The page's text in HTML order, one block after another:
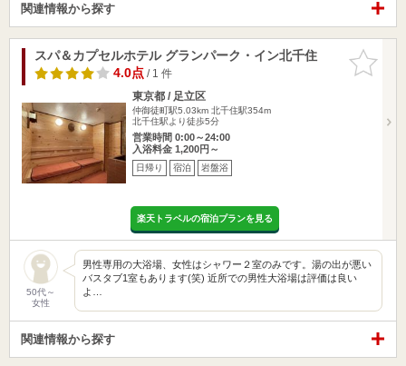
関連情報から探す
お気に入
りに追加
スパ＆カプセルホテル グランパーク・イン北千住
4.0点/ 1 件
東京都 / 足立区
仲御徒町駅5.03km 北千住駅354m
北千住駅より徒歩5分
営業時間 0:00～24:00
入浴料金 1,200円～
日帰り 宿泊 岩盤浴
楽天トラベルの宿泊プランを見る
50代～
女性
男性専用の大浴場、女性はシャワー２室のみです。湯の出が悪い
バスタブ1室もあります(笑) 近所での男性大浴場は評価は良い
よ…
関連情報から探す